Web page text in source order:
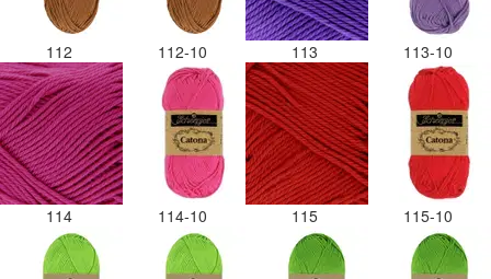
112 112-10 113 113-10
114 114-10 115 115-10